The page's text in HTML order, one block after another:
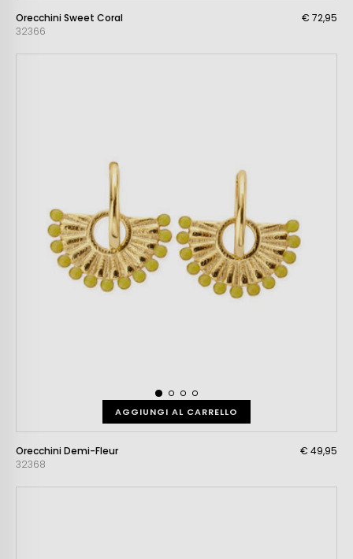
Orecchini Sweet Coral
32366
€ 72,95
AGGIUNGI AL CARRELLO
Orecchini Demi-Fleur
32368
€ 49,95